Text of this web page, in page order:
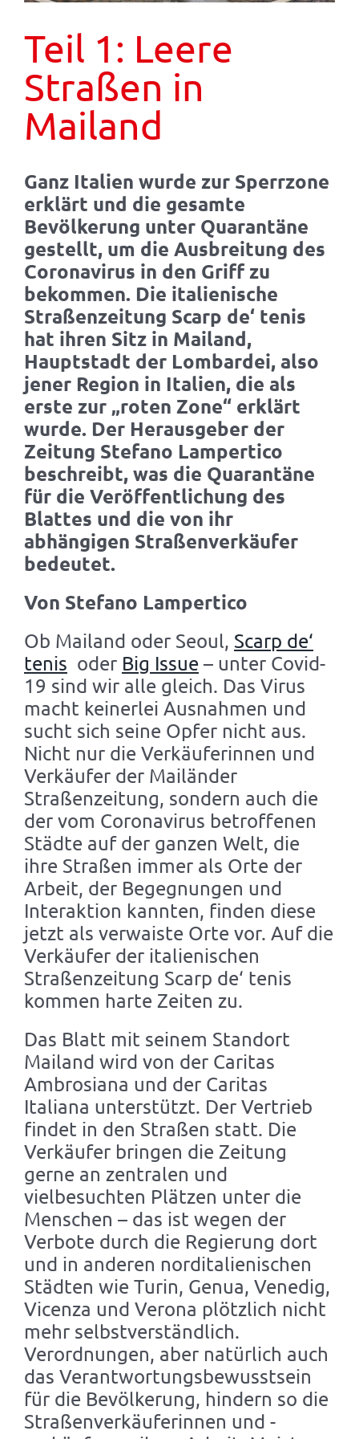
Teil 1: Leere
Straßen in
Mailand
Ganz Italien wurde zur Sperrzone
erklärt und die gesamte
Bevölkerung unter Quarantäne
gestellt, um die Ausbreitung des
Coronavirus in den Griff zu
bekommen. Die italienische
Straßenzeitung Scarp de‘ tenis
hat ihren Sitz in Mailand,
Hauptstadt der Lombardei, also
jener Region in Italien, die als
erste zur „roten Zone“ erklärt
wurde. Der Herausgeber der
Zeitung Stefano Lampertico
beschreibt, was die Quarantäne
für die Veröffentlichung des
Blattes und die von ihr
abhängigen Straßenverkäufer
bedeutet.
Von Stefano Lampertico
Ob Mailand oder Seoul, Scarp de‘
tenis oder Big Issue – unter Covid-
19 sind wir alle gleich. Das Virus
macht keinerlei Ausnahmen und
sucht sich seine Opfer nicht aus.
Nicht nur die Verkäuferinnen und
Verkäufer der Mailänder
Straßenzeitung, sondern auch die
der vom Coronavirus betroffenen
Städte auf der ganzen Welt, die
ihre Straßen immer als Orte der
Arbeit, der Begegnungen und
Interaktion kannten, finden diese
jetzt als verwaiste Orte vor. Auf die
Verkäufer der italienischen
Straßenzeitung Scarp de‘ tenis
kommen harte Zeiten zu.
Das Blatt mit seinem Standort
Mailand wird von der Caritas
Ambrosiana und der Caritas
Italiana unterstützt. Der Vertrieb
findet in den Straßen statt. Die
Verkäufer bringen die Zeitung
gerne an zentralen und
vielbesuchten Plätzen unter die
Menschen – das ist wegen der
Verbote durch die Regierung dort
und in anderen norditalienischen
Städten wie Turin, Genua, Venedig,
Vicenza und Verona plötzlich nicht
mehr selbstverständlich.
Verordnungen, aber natürlich auch
das Verantwortungsbewusstsein
für die Bevölkerung, hindern so die
Straßenverkäuferinnen und -